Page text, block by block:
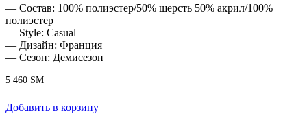
— Состав: 100% полиэстер/50% шерсть 50% акрил/100%
полиэстер
— Style: Casual
— Дизайн: Франция
— Сезон: Демисезон
5 460 ЅМ
Добавить в корзину